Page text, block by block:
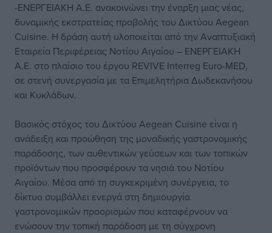
-ΕΝΕΡΓΕΙΑΚΗ Α.Ε. ανακοινώνει την έναρξη μιας νέας,
δυναμικής εκστρατείας προβολής του Δικτύου Aegean
Cuisine. Η δράση αυτή υλοποιείται από την Αναπτυξιακή
Εταιρεία Περιφέρειας Νοτίου Αιγαίου – ΕΝΕΡΓΕΙΑΚΗ
Α.Ε. στο πλαίσιο του έργου REVIVE Interreg Euro-MED,
σε στενή συνεργασία με τα Επιμελητήρια Δωδεκανήσου
και Κυκλάδων.
Βασικός στόχος του Δικτύου Aegean Cuisine είναι η
ανάδειξη και προώθηση της μοναδικής γαστρονομικής
παράδοσης, των αυθεντικών γεύσεων και των τοπικών
προϊόντων που προσφέρουν τα νησιά του Νοτίου
Αιγαίου. Μέσα από τη συγκεκριμένη συνέργεια, το
δίκτυο συμβάλλει ενεργά στη δημιουργία
γαστρονομικών προορισμών που καταφέρνουν να
ενώσουν την τοπική παράδοση με τη σύγχρονη